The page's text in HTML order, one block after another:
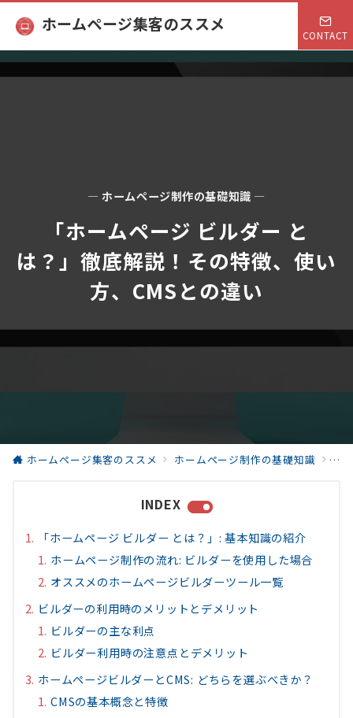
ホームページ集客のススメ
CONTACT
— ホームページ制作の基礎知識 —
「ホームページ ビルダー と
は？」徹底解説！その特徴、使い
方、CMSとの違い
ホームページ集客のススメ ホームページ制作の基礎知識 「
INDEX
「ホームページ ビルダー とは？」: 基本知識の紹介
ホームページ制作の流れ: ビルダーを使用した場合
オススメのホームページビルダーツール一覧
ビルダーの利用時のメリットとデメリット
ビルダーの主な利点
ビルダー利用時の注意点とデメリット
ホームページビルダーとCMS: どちらを選ぶべきか？
CMSの基本概念と特徴